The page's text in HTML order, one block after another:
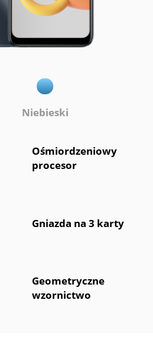
Ośmiordzeniowy
procesor
Gniazda na 3 karty
Geometryczne
wzornictwo
Niebieski